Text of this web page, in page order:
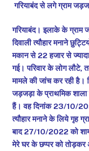
गरियाबंद से लगे ग्राम
गरियाबंद। इलाके के ग्राम
दिवाली त्यौहार मनाने
मकान से 22 हजार से
गई। परिवार के लोग लौटे,
मामले की जांच कर रही है।
जड़जड़ा के प्राथमिक
हैं। वह दिनांक 23/10/
त्यौहार मनाने के लिये गृह
बाद 27/10/2022 को
मेरे घर के छप्पर को तोड़कर